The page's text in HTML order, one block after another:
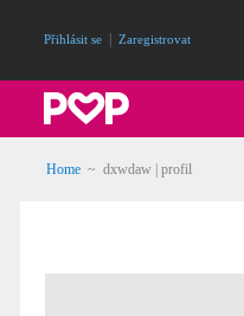
Přihlásit se Zaregistrovat
Home ~ dxwdaw | profil